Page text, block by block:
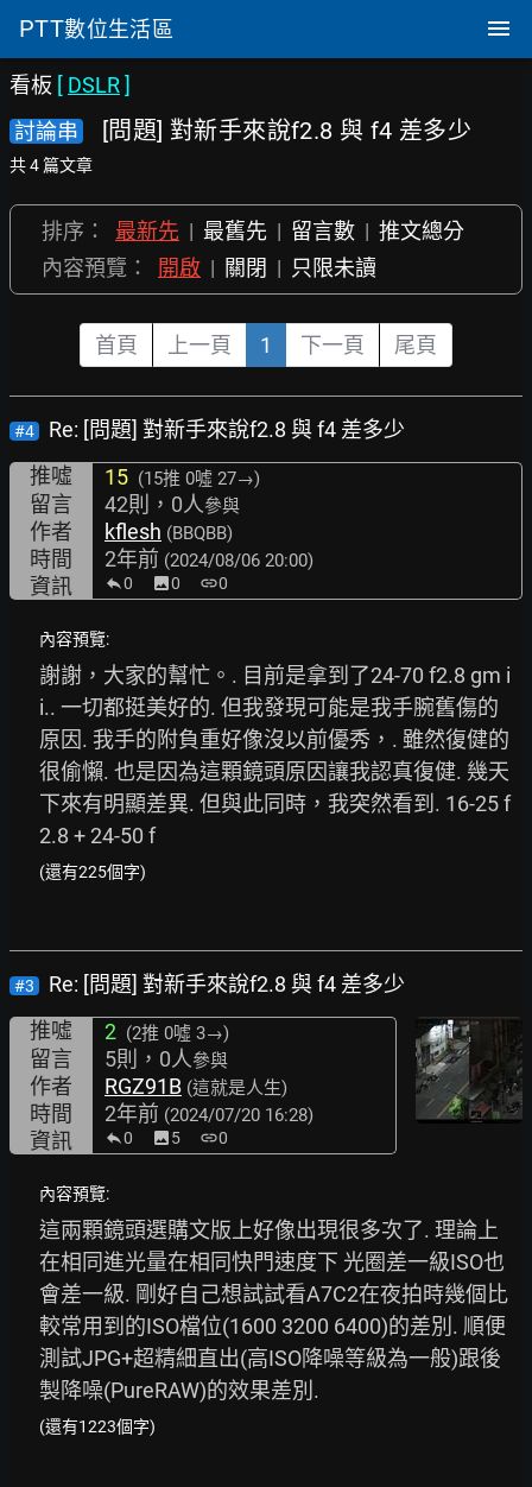
PTT數位生活區
看板 [ DSLR]
討論串
[問題] 對新手來說f2.8 與 f4 差多少
共 4 篇文章
排序： 最新先 | 最舊先 | 留言數 | 推文總分
內容預覽：
開啟 | 關閉 | 只限未讀
首頁 上一頁 1 下一頁 尾頁
#4
Re: [問題] 對新手來說f2.8 與 f4 差多少
推噓
15 (15推 0噓 27→)
留言 42則，0人參與
作者 kflesh (BBQBB)
時間 2年前 (2024/08/06 20:00)
資訊 0 image0 link0
內容預覽:
謝謝，大家的幫忙。. 目前是拿到了24-70 f2.8 gm i
i.. 一切都挺美好的. 但我發現可能是我手腕舊傷的
原因. 我手的附負重好像沒以前優秀，. 雖然復健的
很偷懶. 也是因為這顆鏡頭原因讓我認真復健. 幾天
下來有明顯差異. 但與此同時，我突然看到. 16-25 f
2.8 + 24-50 f
(還有225個字)
#3
Re: [問題] 對新手來說f2.8 與 f4 差多少
推噓
2 (2推 0噓 3→)
留言 5則，0人參與
作者 RGZ91B (這就是人生)
時間 2年前 (2024/07/20 16:28)
資訊 0 image5 link0
內容預覽:
這兩顆鏡頭選購文版上好像出現很多次了. 理論上
在相同進光量在相同快門速度下 光圈差一級ISO也
會差一級. 剛好自己想試試看A7C2在夜拍時幾個比
較常用到的ISO檔位(1600 3200 6400)的差別. 順便
測試JPG+超精細直出(高ISO降噪等級為一般)跟後
製降噪(PureRAW)的效果差別.
(還有1223個字)